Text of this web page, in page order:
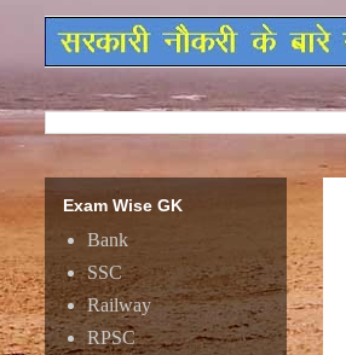
Exam Wise GK
Bank
SSC
Railway
RPSC